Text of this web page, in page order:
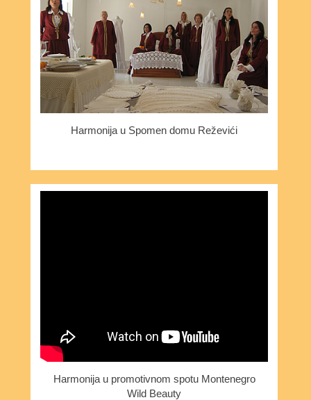
Harmonija u Spomen domu Reževići
Harmonija u promotivnom spotu Montenegro
Wild Beauty